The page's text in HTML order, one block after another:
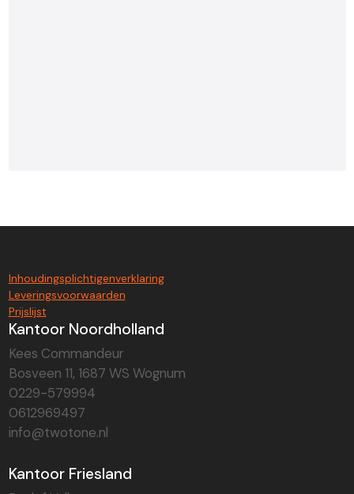
Inhoudingsplichtigenverklaring
Leveringsvoorwaarden
Prijslijst
Kantoor Noordholland
Kees Commandeur
Bosveen 11, 1687 WS Wognum
0229-579994
0612969497
info@twotone.nl
Kantoor Friesland